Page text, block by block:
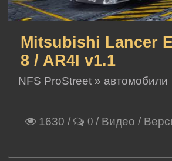
Mitsubishi Lancer
8 / AR4I v1.1
NFS ProStreet » автомобили
1630 / 0 /Видео/